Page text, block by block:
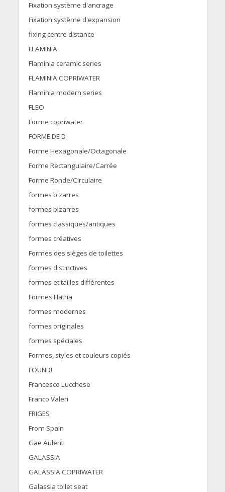
Fixation système d'ancrage
Fixation système d'expansion
fixing centre distance
FLAMINIA
Flaminia ceramic series
FLAMINIA COPRIWATER
Flaminia modern series
FLEO
Forme copriwater
FORME DE D
Forme Hexagonale/Octagonale
Forme Rectangulaire/Carrée
Forme Ronde/Circulaire
formes bizarres
formes bizarres
formes classiques/antiques
formes créatives
Formes des sièges de toilettes
formes distinctives
formes et tailles différentes
Formes Hatria
formes modernes
formes originales
formes spéciales
Formes, styles et couleurs copiés
FOUND!
Francesco Lucchese
Franco Valeri
FRIGES
From Spain
Gae Aulenti
GALASSIA
GALASSIA COPRIWATER
Galassia toilet seat